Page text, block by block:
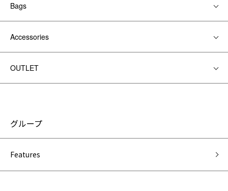
Bags
Accessories
OUTLET
グループ
Features